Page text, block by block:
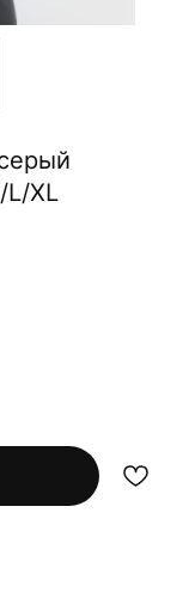
L/XL